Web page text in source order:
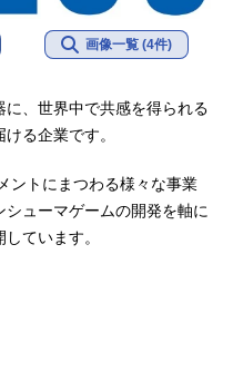
画像一覧 (4件)
、世界中で共感を得られる
る企業です。
ントにまつわる様々な事業
ューマゲームの開発を軸に
ています。